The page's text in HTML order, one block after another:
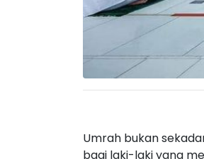
Umrah bukan
bagi laki-laki yang